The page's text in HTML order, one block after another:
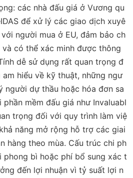
các nhà đấu giá ở Vương qu
để xử lý các giao dịch xuyê
người mua ở EU, đảm bảo ch
có thể xác minh được thông
dễ sử dụng rất quan trọng đ
hiểu về kỹ thuật, những ngư
người dự thầu hoặc hóa đơn sa
mềm đấu giá như Invaluabl
trọng đối với quy trình làm việ
năng mở rộng hỗ trợ các giai
hàng theo mùa. Cấu trúc chi ph
bì hoặc phí bổ sung xác t
đến lợi nhuận vì tỷ suất lợi n